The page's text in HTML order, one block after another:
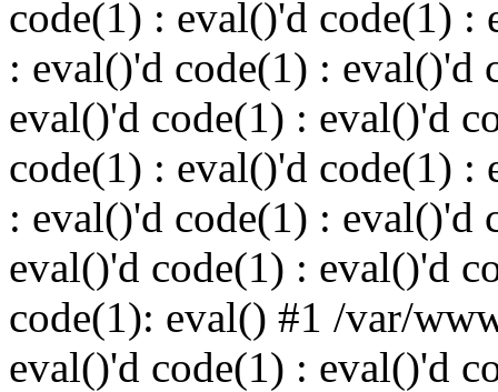
code(1) : eval()'d code(1) :
: eval()'d code(1) : eval()'d
eval()'d code(1) : eval()'d
code(1) : eval()'d code(1) :
: eval()'d code(1) : eval()'d
eval()'d code(1) : eval()'d
code(1): eval() #1 /var/
eval()'d code(1) : eval()'d